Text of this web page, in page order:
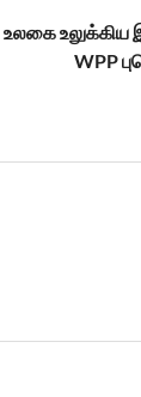
உலகை உலுக்கிய
WPP